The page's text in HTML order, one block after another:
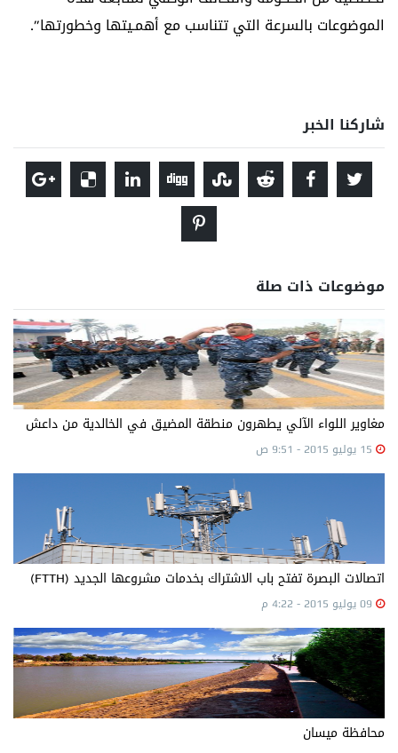
الموضوعات بالسرعة التي تتناسب مع أهمـيتها وخطورتها”.
شاركنا الخبر
موضوعات ذات صلة
مغاوير اللواء الآلي يطهرون منطقة المضيق في الخالدية من داعش
اتصالات البصرة تفتح باب الاشتراك بخدمات مشروعها الجديد (FTTH)
محافظة ميسان